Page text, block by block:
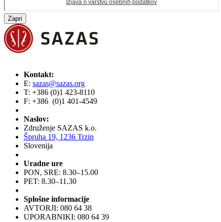
Zapri
Kontakt:
E: sazas@sazas.org
T: +386 (0)1 423-8110
F: +386 (0)1 401-4549
Naslov:
Združenje SAZAS k.o.
Špruha 19, 1236 Trzin
Slovenija
Uradne ure
PON, SRE: 8.30–15.00
PET: 8.30–11.30
Splošne informacije
AVTORJI: 080 64 38
UPORABNIKI: 080 64 39